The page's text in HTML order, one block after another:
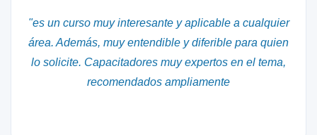
"es un curso muy interesante y aplicable a cualquier
área. Además, muy entendible y diferible para quien
lo solicite. Capacitadores muy expertos en el tema,
recomendados ampliamente